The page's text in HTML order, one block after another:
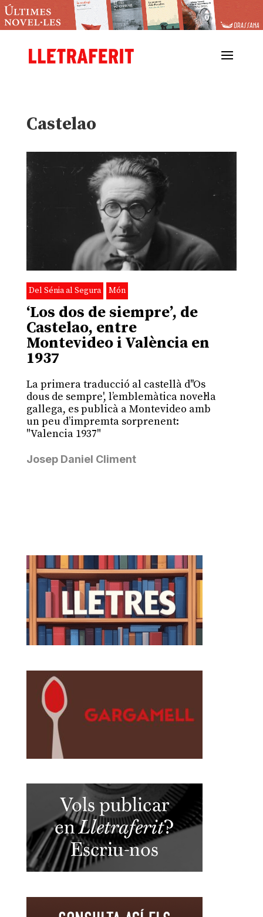
Castelao
Del Sénia al Segura Món
‘Los dos de siempre’, de
Castelao, entre
Montevideo i València en
1937
La primera traducció al castellà d''Os
dous de sempre', l’emblemàtica novel·la
gallega, es publicà a Montevideo amb
un peu d’impremta sorprenent:
"Valencia 1937"
Josep Daniel Climent